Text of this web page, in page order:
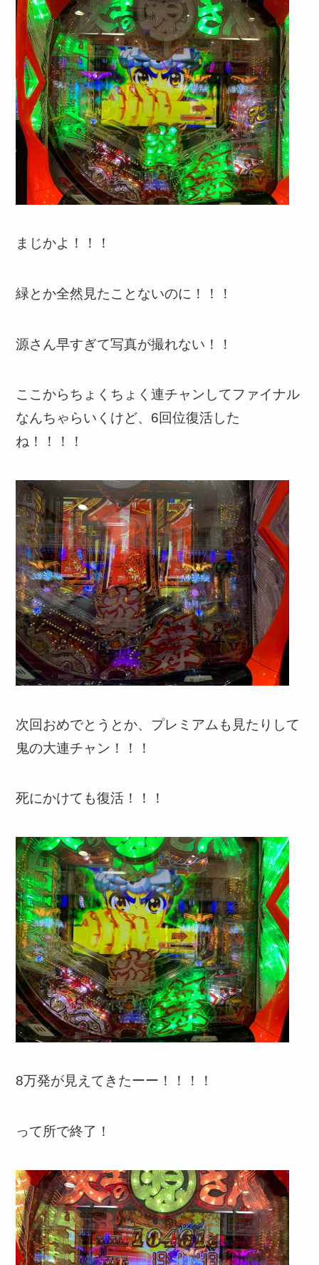
まじかよ！！！
緑とか全然見たことないのに！！！
源さん早すぎて写真が撮れない！！
ここからちょくちょく連チャンしてファイナル
なんちゃらいくけど、6回位復活した
ね！！！！
次回おめでとうとか、プレミアムも見たりして
鬼の大連チャン！！！
死にかけても復活！！！
8万発が見えてきたーー！！！！
って所で終了！